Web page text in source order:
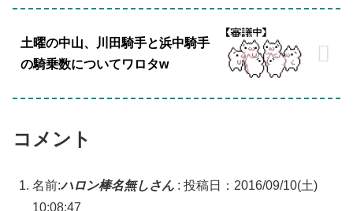
土曜の中山、川田騎手と浜中騎手
の騎乗数についてワロタw
コメント
名前:ハロン棒名無しさん : 投稿日：2016/09/10(土)
10:08:47